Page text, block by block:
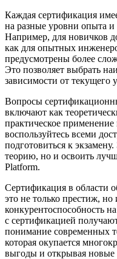
Каждая сертификация
на разные уровни опыта
Например, для новичков
как для опытных
предусмотрены более
Это позволяет выбрать
зависимости от текущего
Вопросы
включают как
практическое
воспользуйтесь всеми
подготовиться к
теорию, но и освоить
Platform.
Сертификация в области
это не только престиж,
конкурентоспособность
с сертификацией
понимание современных
которая окупается
выгоды и открывая новые